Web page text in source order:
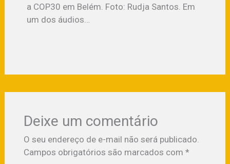
a COP30 em Belém. Foto: Rudja Santos. Em
um dos áudios…
Deixe um comentário
O seu endereço de e-mail não será publicado.
Campos obrigatórios são marcados com *